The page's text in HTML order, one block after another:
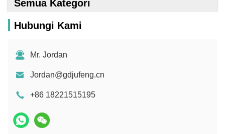
Semua Kategori
Hubungi Kami
Mr. Jordan
Jordan@gdjufeng.cn
+86 18221515195